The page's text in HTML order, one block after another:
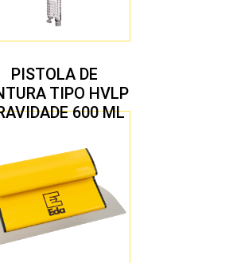
PISTOLA DE
TIPO HVLP
600 ML
1,7 MM